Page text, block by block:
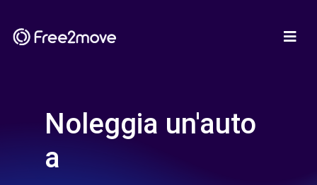
Noleggia un'auto
a